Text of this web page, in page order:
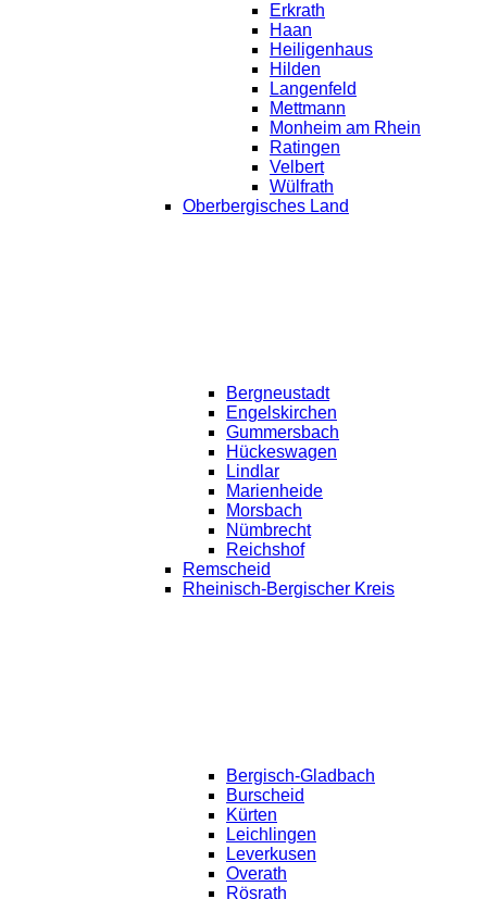
Erkrath
Haan
Heiligenhaus
Hilden
Langenfeld
Mettmann
Monheim am Rhein
Ratingen
Velbert
Wülfrath
Oberbergisches Land
Bergneustadt
Engelskirchen
Gummersbach
Hückeswagen
Lindlar
Marienheide
Morsbach
Nümbrecht
Reichshof
Remscheid
Rheinisch-Bergischer Kreis
Bergisch-Gladbach
Burscheid
Kürten
Leichlingen
Leverkusen
Overath
Rösrath